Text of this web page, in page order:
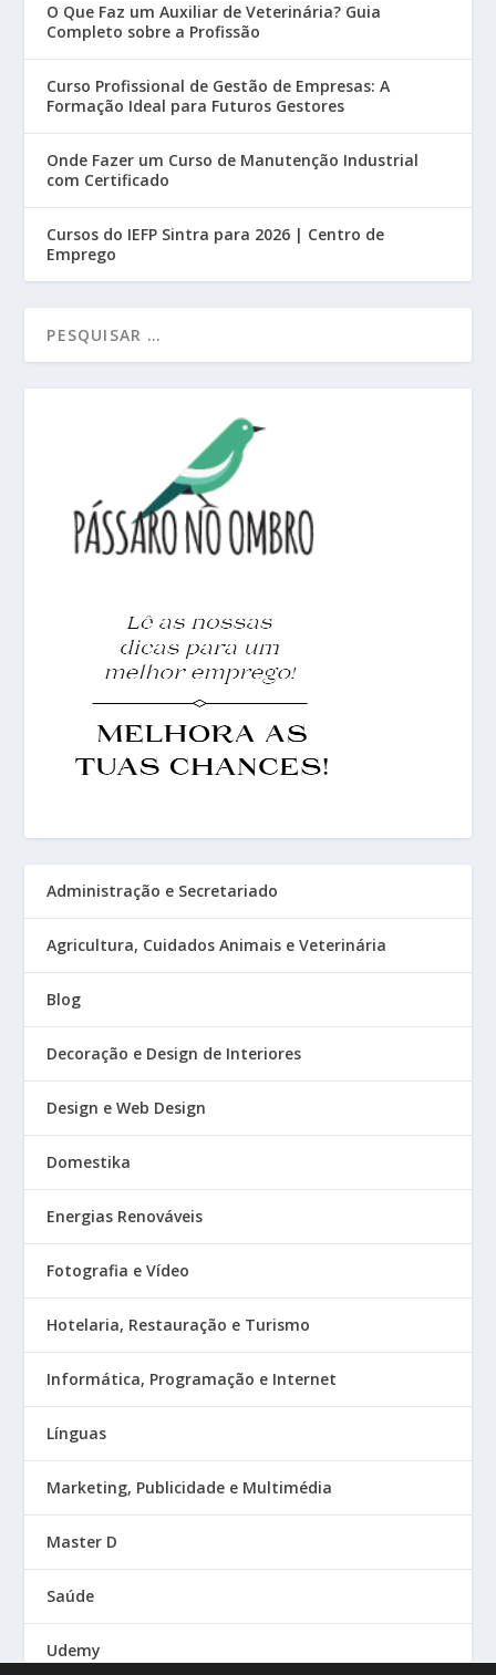
O Que Faz um Auxiliar de Veterinária? Guia
Completo sobre a Profissão
Curso Profissional de Gestão de Empresas: A
Formação Ideal para Futuros Gestores
Onde Fazer um Curso de Manutenção Industrial
com Certificado
Cursos do IEFP Sintra para 2026 | Centro de
Emprego
Administração e Secretariado
Agricultura, Cuidados Animais e Veterinária
Blog
Decoração e Design de Interiores
Design e Web Design
Domestika
Energias Renováveis
Fotografia e Vídeo
Hotelaria, Restauração e Turismo
Informática, Programação e Internet
Línguas
Marketing, Publicidade e Multimédia
Master D
Saúde
Udemy